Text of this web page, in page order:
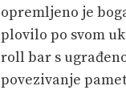
opremljeno je
plovilo po svom
roll bar s
povezivanje